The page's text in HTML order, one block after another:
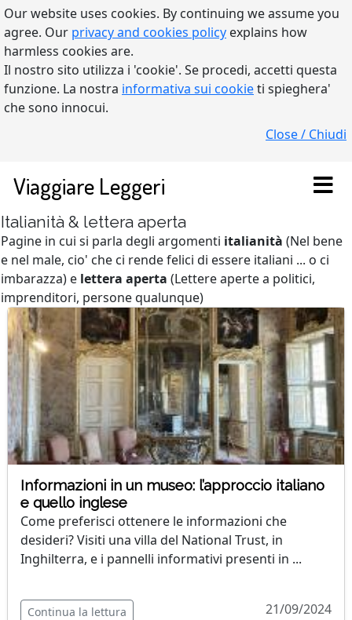
Our website uses cookies. By continuing we assume you
agree. Our privacy and cookies policy explains how
harmless cookies are.
Il nostro sito utilizza i 'cookie'. Se procedi, accetti questa
funzione. La nostra informativa sui cookieti spieghera'
che sono innocui.
Close / Chiudi
Viaggiare Leggeri
Italianità & lettera aperta
Pagine in cui si parla degli argomenti italianità (Nel bene
e nel male, cio' che ci rende felici di essere italiani ... o ci
imbarazza) e lettera aperta (Lettere aperte a politici,
imprenditori, persone qualunque)
Informazioni in un museo: l’approccio italiano
e quello inglese
Come preferisci ottenere le informazioni che
desideri? Visiti una villa del National Trust, in
Inghilterra, e i pannelli informativi presenti in ...
Continua la lettura 21/09/2024